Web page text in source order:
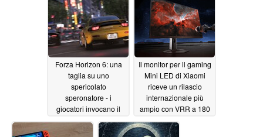
Forza Horizon 6: una
taglia su uno
spericolato
speronatore - i
giocatori invocano il
06/06/2026
Il monitor per il gaming
Mini LED di Xiaomi
riceve un rilascio
internazionale più
ampio con VRR a 180
picco di 2.000 nits